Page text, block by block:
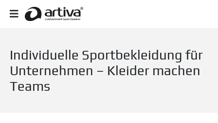
Individuelle Sportbekleidung für
Unternehmen – Kleider machen
Teams